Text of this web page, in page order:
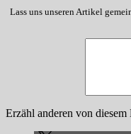
Lass uns unseren Artikel
Erzähl anderen von diesem